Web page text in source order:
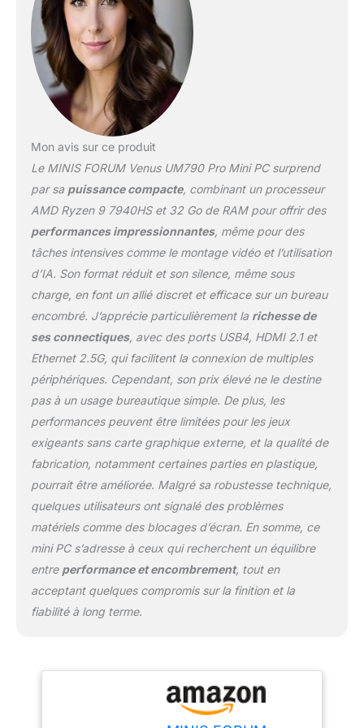
pour diverses
applications IA sans
affecter les performances
du CPU et du GPU.
【DDR5 et PCIe4.0 x 2】
L'UM790 Pro utilise une
32 Go*2. Deux SSD M.2
2280 PCIe4.0 haute
vitesse prennent en
charge RAID0 et RAID1 et
fonctionnent via une
nouvelle carte graphique.
Interface BIOS avec
paramètres intuitifs et
facile. 【COLD WAVE
2.0】 L'UM790 Pro utilise
un système de
refroidissement innovant
propose des
refroidisseurs de
mémoire active et SSD
(ventilateur silencieux +
grand radiateur). Cold
Wave 2.0 est une
solution de
refroidissement
puissante et silencieuse
qui peut utiliser
pleinement les
performances du
refroidissement. 【WIFI
6E et BT5.3】UM790 Pro
Mon avis sur ce produit
Le MINIS FORUM Venus UM790 Pro Mini PC surprend
par sa puissance compacte, combinant un processeur
AMD Ryzen 9 7940HS et 32 Go de RAM pour offrir des
performances impressionnantes, même pour des
tâches intensives comme le montage vidéo et l’utilisation
d’IA. Son format réduit et son silence, même sous
charge, en font un allié discret et efficace sur un bureau
encombré. J’apprécie particulièrement la richesse de
ses connectiques, avec des ports USB4, HDMI 2.1 et
Ethernet 2.5G, qui facilitent la connexion de multiples
périphériques. Cependant, son prix élevé ne le destine
pas à un usage bureautique simple. De plus, les
performances peuvent être limitées pour les jeux
exigeants sans carte graphique externe, et la qualité de
fabrication, notamment certaines parties en plastique,
pourrait être améliorée. Malgré sa robustesse technique,
quelques utilisateurs ont signalé des problèmes
matériels comme des blocages d’écran. En somme, ce
mini PC s’adresse à ceux qui recherchent un équilibre
entre performance et encombrement, tout en
acceptant quelques compromis sur la finition et la
fiabilité à long terme.